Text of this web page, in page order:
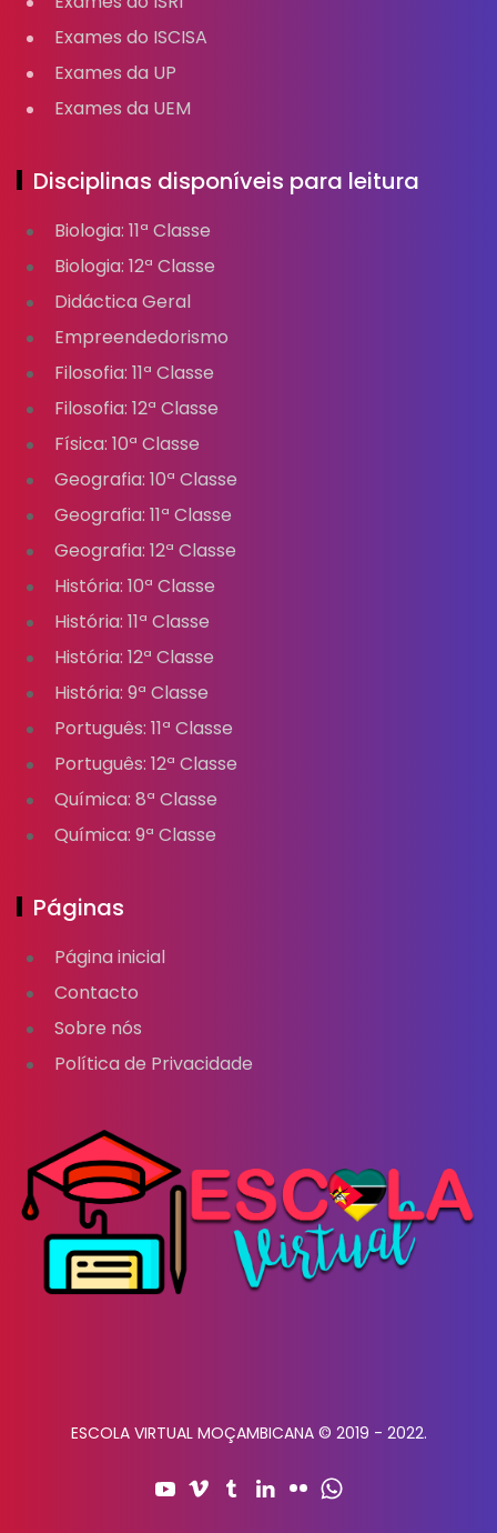
Exames do ISCISA
Exames da UP
Exames da UEM
Disciplinas disponíveis para leitura
Biologia: 11ª Classe
Biologia: 12ª Classe
Didáctica Geral
Empreendedorismo
Filosofia: 11ª Classe
Filosofia: 12ª Classe
Física: 10ª Classe
Geografia: 10ª Classe
Geografia: 11ª Classe
Geografia: 12ª Classe
História: 10ª Classe
História: 11ª Classe
História: 12ª Classe
História: 9ª Classe
Português: 11ª Classe
Português: 12ª Classe
Química: 8ª Classe
Química: 9ª Classe
Páginas
Página inicial
Contacto
Sobre nós
Política de Privacidade
ESCOLA VIRTUAL MOÇAMBICANA © 2019 - 2022.